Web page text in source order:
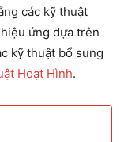
các kỹ thuật
ứng dựa trên
kỹ thuật bổ sung
Hoạt Hình.